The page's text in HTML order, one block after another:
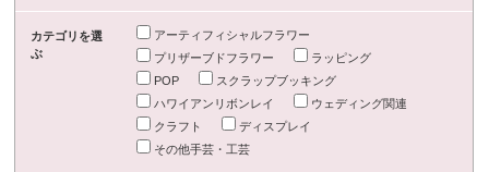
カテゴリを選
ぶ
アーティフィシャルフラワー
プリザーブドフラワー
ラッピング
POP
スクラップブッキング
ハワイアンリボンレイ
ウェディング関連
クラフト
ディスプレイ
その他手芸・工芸